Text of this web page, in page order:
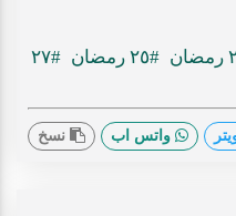
#٢٥ رمضان
#٢٧
واتس اب نسخ